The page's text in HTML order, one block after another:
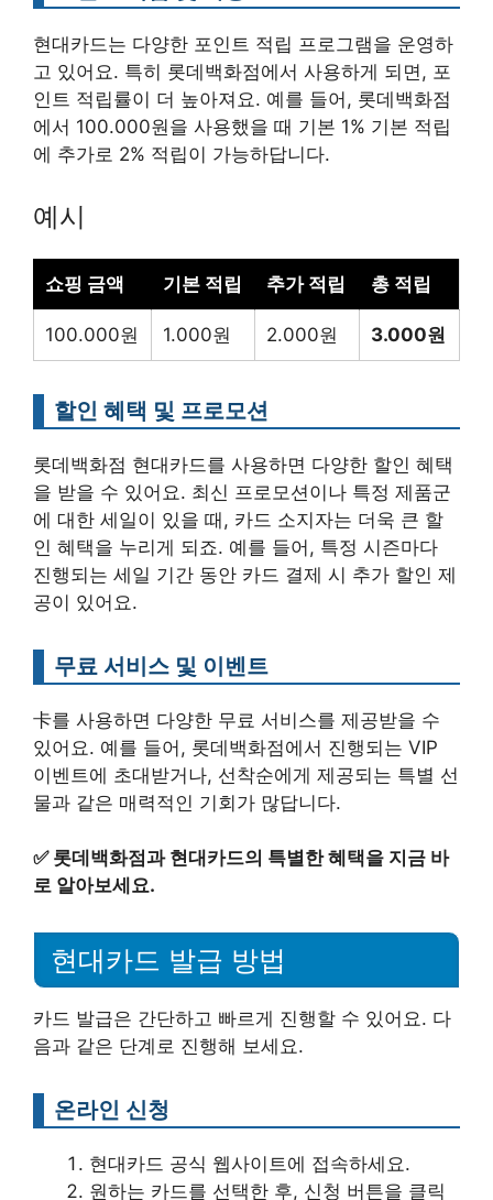
현대카드는 다양한 포인트 적립 프로그램을 운영하
고 있어요. 특히 롯데백화점에서 사용하게 되면, 포
인트 적립률이 더 높아져요. 예를 들어, 롯데백화점
에서 100.000원을 사용했을 때 기본 1% 기본 적립
에 추가로 2% 적립이 가능하답니다.
예시
쇼핑 금액 기본 적립 추가 적립 총 적립
100.000원 1.000원 2.000원 3.000원
할인 혜택 및 프로모션
롯데백화점 현대카드를 사용하면 다양한 할인 혜택
을 받을 수 있어요. 최신 프로모션이나 특정 제품군
에 대한 세일이 있을 때, 카드 소지자는 더욱 큰 할
인 혜택을 누리게 되죠. 예를 들어, 특정 시즌마다
진행되는 세일 기간 동안 카드 결제 시 추가 할인 제
공이 있어요.
무료 서비스 및 이벤트
卡를 사용하면 다양한 무료 서비스를 제공받을 수
있어요. 예를 들어, 롯데백화점에서 진행되는 VIP
이벤트에 초대받거나, 선착순에게 제공되는 특별 선
물과 같은 매력적인 기회가 많답니다.
✅ 롯데백화점과 현대카드의 특별한 혜택을 지금 바
로 알아보세요.
현대카드 발급 방법
카드 발급은 간단하고 빠르게 진행할 수 있어요. 다
음과 같은 단계로 진행해 보세요.
온라인 신청
현대카드 공식 웹사이트에 접속하세요.
원하는 카드를 선택한 후, 신청 버튼을 클릭